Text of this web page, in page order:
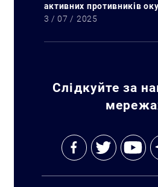
активних противників
3 / 07 / 2025
Слідкуйте за